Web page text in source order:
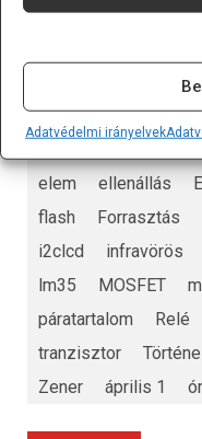
Adatvédelmi irányelvek
Arduino
Arduino nap 2023
elem
ellenállás
flash
Forrasztás
i2clcd
infravörös
lm35
MOSFET
páratartalom
Relé
tranzisztor
Zener
április 1